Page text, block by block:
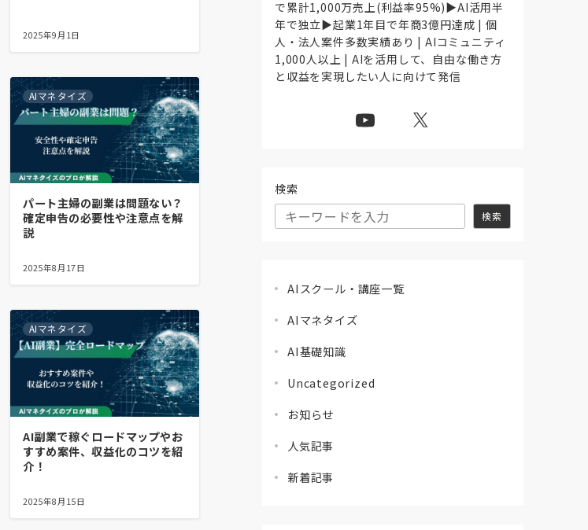
2025年9月1日
AIマネタイズ
パート主婦の副業は問題ない？
確定申告の必要性や注意点を解
説
2025年8月17日
AIマネタイズ
AI副業で稼ぐロードマップやお
すすめ案件、収益化のコツを紹
介！
2025年8月15日
で累計1,000万売上(利益率95%)▶AI活用半
年で独立▶起業1年目で年商3億円達成 | 個
人・法人案件多数実績あり | AIコミュニティ
1,000人以上 | AIを活用して、自由な働き方
と収益を実現したい人に向けて発信
検索
検索
AIスクール・講座一覧
AIマネタイズ
AI基礎知識
Uncategorized
お知らせ
人気記事
新着記事